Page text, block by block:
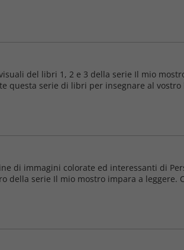
del libri 1, 2 e 3 della serie Il mio
questa serie di libri per insegnare al vostro
di immagini colorate ed interessanti di
della serie Il mio mostro impara a leggere.